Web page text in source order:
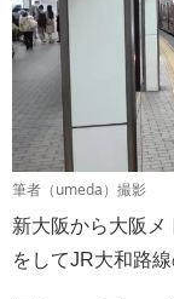
筆者（umeda）撮影
新大阪から大阪メ
をしてJR大和路